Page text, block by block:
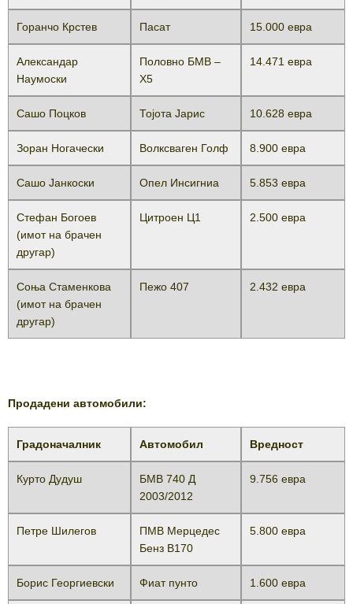
Горанчо Крстев Пасат 15.000 евра
Александар
Наумоски
Половно БМВ –
Х5
14.471 евра
Сашо Поцков Тојота Јарис 10.628 евра
Зоран Ногачески Волксваген Голф 8.900 евра
Сашо Јанкоски Опел Инсигниа 5.853 евра
Стефан Богоев
(имот на брачен
другар)
Цитроен Ц1 2.500 евра
Соња Стаменкова
(имот на брачен
другар)
Пежо 407 2.432 евра
Продадени автомобили:
Градоначалник Автомобил Вредност
Курто Дудуш
БМВ 740 Д
2003/2012
9.756 евра
Петре Шилегов
ПМВ Мерцедес
Бенз B170
5.800 eвра
Борис Георгиевски Фиат пунто 1.600 евра